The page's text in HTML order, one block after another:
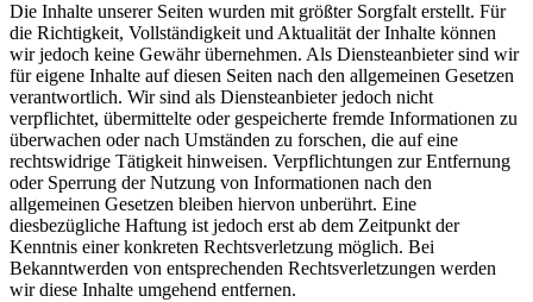
Die Inhalte unserer Seiten wurden mit größter Sorgfalt erstellt. Für
die Richtigkeit, Vollständigkeit und Aktualität der Inhalte können
wir jedoch keine Gewähr übernehmen. Als Diensteanbieter sind wir
für eigene Inhalte auf diesen Seiten nach den allgemeinen Gesetzen
verantwortlich. Wir sind als Diensteanbieter jedoch nicht
verpflichtet, übermittelte oder gespeicherte fremde Informationen zu
überwachen oder nach Umständen zu forschen, die auf eine
rechtswidrige Tätigkeit hinweisen. Verpflichtungen zur Entfernung
oder Sperrung der Nutzung von Informationen nach den
allgemeinen Gesetzen bleiben hiervon unberührt. Eine
diesbezügliche Haftung ist jedoch erst ab dem Zeitpunkt der
Kenntnis einer konkreten Rechtsverletzung möglich. Bei
Bekanntwerden von entsprechenden Rechtsverletzungen werden
wir diese Inhalte umgehend entfernen.